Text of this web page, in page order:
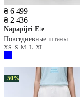
₴ 6 499
₴ 2 436
Napapijri Ete
Повседневные штаны
XS S M L XL
−50%